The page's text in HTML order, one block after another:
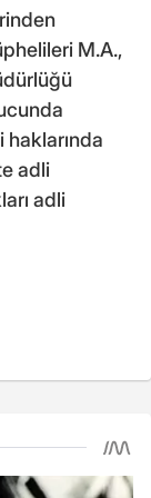
M.A.,
haklarında
adli
adli